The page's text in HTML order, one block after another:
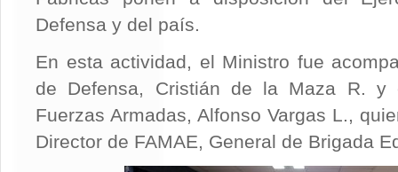
Defensa y del país.
En esta actividad, el Ministro fue
de Defensa, Cristián de la Maza R. y
Fuerzas Armadas, Alfonso Vargas L.,
Director de FAMAE, General de Brigada